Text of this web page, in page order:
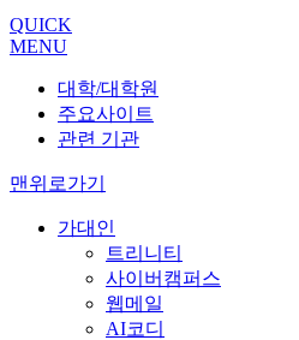
QUICK
MENU
대학/대학원
주요사이트
관련 기관
맨위로가기
가대인
트리니티
사이버캠퍼스
웹메일
AI코디